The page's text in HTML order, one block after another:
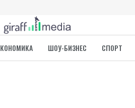
ШОУ-БИЗНЕС СПОРТ